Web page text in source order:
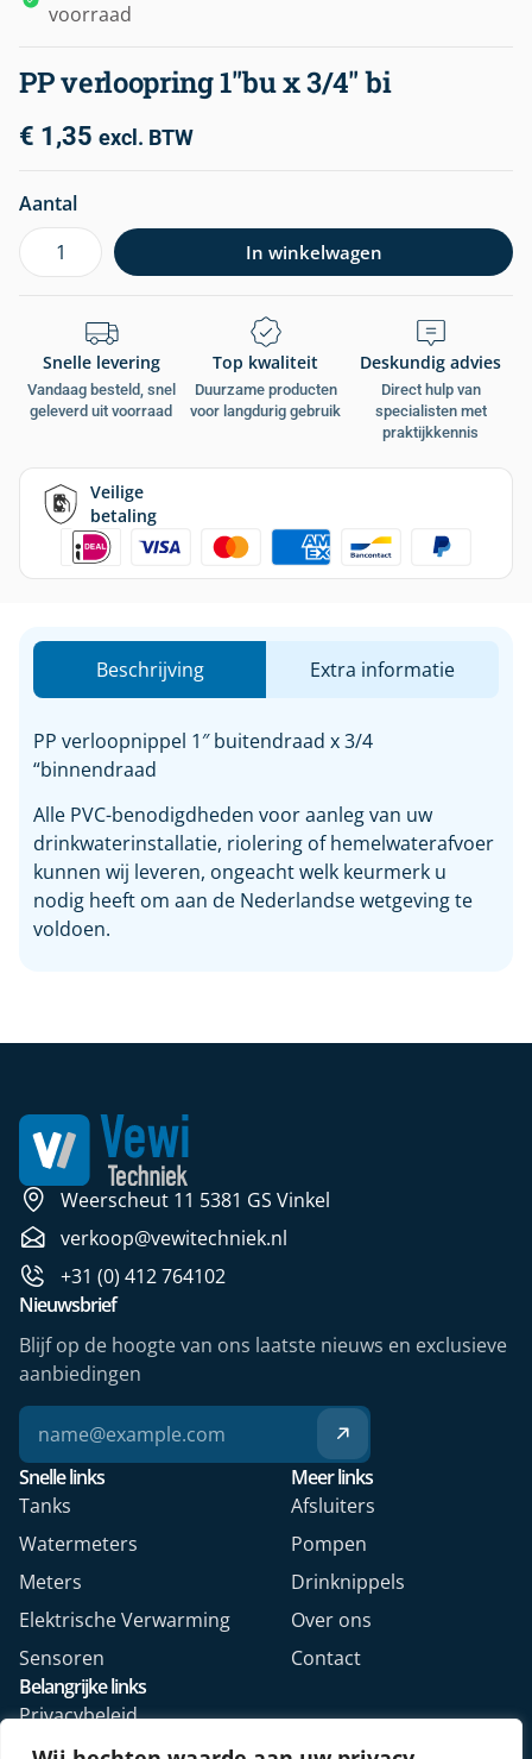
voorraad
PP verloopring 1″bu x 3/4″ bi
€ 1,35 excl. BTW
Aantal
In winkelwagen
Snelle levering
Vandaag besteld, snel
geleverd uit voorraad
Top kwaliteit
Duurzame producten
voor langdurig gebruik
Deskundig advies
Direct hulp van
specialisten met
praktijkkennis
Veilige
betaling
Beschrijving Extra informatie
PP verloopnippel 1″ buitendraad x 3/4
“binnendraad
Alle PVC-benodigdheden voor aanleg van uw
drinkwaterinstallatie, riolering of hemelwaterafvoer
kunnen wij leveren, ongeacht welk keurmerk u
nodig heeft om aan de Nederlandse wetgeving te
voldoen.
Weerscheut 11 5381 GS Vinkel
verkoop@vewitechniek.nl
+31 (0) 412 764102
Snelle links
Tanks
Watermeters
Meters
Elektrische Verwarming
Sensoren
Meer links
Afsluiters
Pompen
Drinknippels
Over ons
Contact
Belangrijke links
Privacybeleid
Algemene voorwaarden
Nieuwsbrief
Blijf op de hoogte van ons laatste nieuws en exclusieve
aanbiedingen